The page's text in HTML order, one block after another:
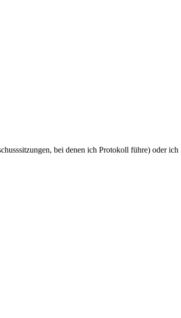
bei denen ich Protokoll führe) oder